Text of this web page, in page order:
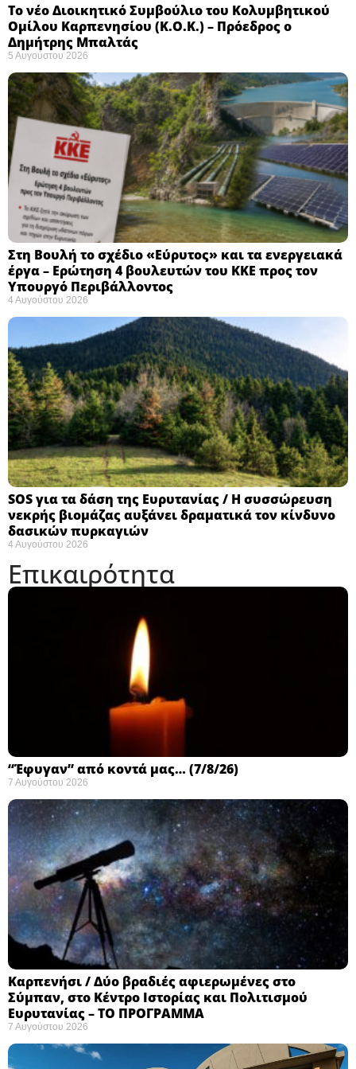
Το νέο Διοικητικό Συμβούλιο του Κολυμβητικού
Ομίλου Καρπενησίου (Κ.Ο.Κ.) – Πρόεδρος ο
Δημήτρης Μπαλτάς
5 Αυγούστου 2026
Στη Βουλή το σχέδιο «Εύρυτος» και τα ενεργειακά
έργα – Ερώτηση 4 βουλευτών του ΚΚΕ προς τον
Υπουργό Περιβάλλοντος
4 Αυγούστου 2026
SOS για τα δάση της Ευρυτανίας / Η συσσώρευση
νεκρής βιομάζας αυξάνει δραματικά τον κίνδυνο
δασικών πυρκαγιών
4 Αυγούστου 2026
Επικαιρότητα
“Έφυγαν” από κοντά μας… (7/8/26)
7 Αυγούστου 2026
Καρπενήσι / Δύο βραδιές αφιερωμένες στο
Σύμπαν, στο Κέντρο Ιστορίας και Πολιτισμού
Ευρυτανίας – ΤΟ ΠΡΟΓΡΑΜΜΑ
7 Αυγούστου 2026